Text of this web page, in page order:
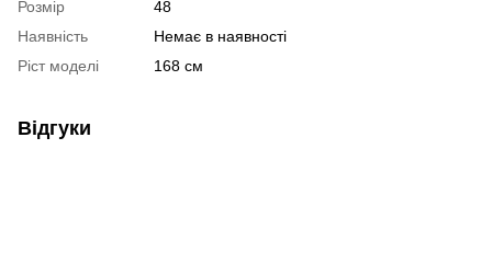
Розмір
48
Наявність
Немає в наявності
Ріст моделі
168 см
Відгуки